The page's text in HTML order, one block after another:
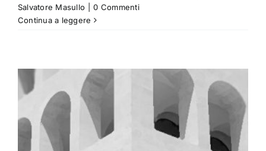
Salvatore Masullo
0 Commenti
Continua a leggere